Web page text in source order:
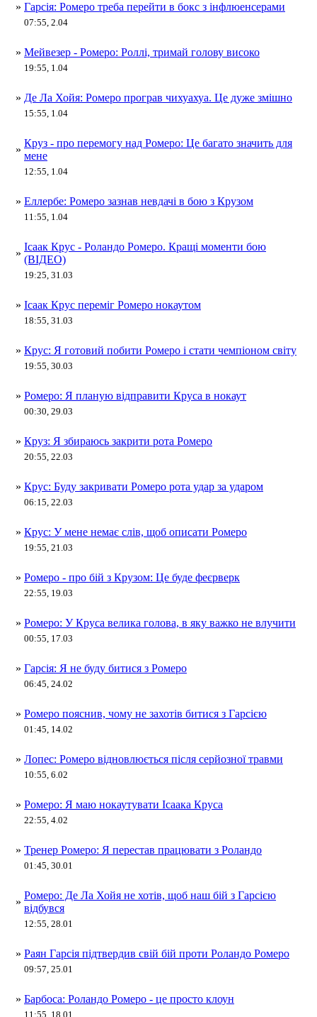
» Гарсія: Ромеро треба перейти в бокс з інфлюенсерами
07:55, 2.04
» Мейвезер - Ромеро: Роллі, тримай голову високо
19:55, 1.04
» Де Ла Хойя: Ромеро програв чихуахуа. Це дуже змішно
15:55, 1.04
»
Круз - про перемогу над Ромеро: Це багато значить для
мене
12:55, 1.04
» Еллербе: Ромеро зазнав невдачі в бою з Крузом
11:55, 1.04
»
Ісаак Крус - Роландо Ромеро. Кращі моменти бою
(ВІДЕО)
19:25, 31.03
» Ісаак Крус переміг Ромеро нокаутом
18:55, 31.03
» Крус: Я готовий побити Ромеро і стати чемпіоном світу
19:55, 30.03
» Ромеро: Я планую відправити Круса в нокаут
00:30, 29.03
» Круз: Я збираюсь закрити рота Ромеро
20:55, 22.03
» Крус: Буду закривати Ромеро рота удар за ударом
06:15, 22.03
» Крус: У мене немає слів, щоб описати Ромеро
19:55, 21.03
» Ромеро - про бій з Крузом: Це буде феєрверк
22:55, 19.03
» Ромеро: У Круса велика голова, в яку важко не влучити
00:55, 17.03
» Гарсія: Я не буду битися з Ромеро
06:45, 24.02
» Ромеро пояснив, чому не захотів битися з Гарсією
01:45, 14.02
» Лопес: Ромеро відновлюється після серйозної травми
10:55, 6.02
» Ромеро: Я маю нокаутувати Ісаака Круса
22:55, 4.02
» Тренер Ромеро: Я перестав працювати з Роландо
01:45, 30.01
»
Ромеро: Де Ла Хойя не хотів, щоб наш бій з Гарсією
відбувся
12:55, 28.01
» Раян Гарсія підтвердив свій бій проти Роландо Ромеро
09:57, 25.01
» Барбоса: Роландо Ромеро - це просто клоун
11:55, 18.01